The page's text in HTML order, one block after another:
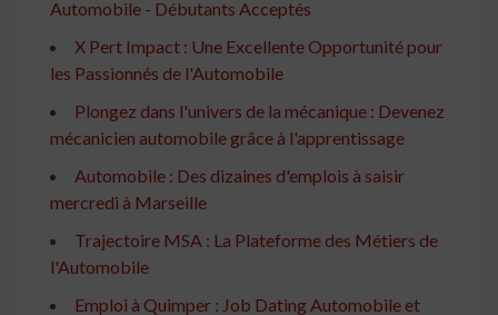
Automobile - Débutants Acceptés
X Pert Impact : Une Excellente Opportunité pour
les Passionnés de l'Automobile
Plongez dans l'univers de la mécanique : Devenez
mécanicien automobile grâce à l'apprentissage
Automobile : Des dizaines d'emplois à saisir
mercredi à Marseille
Trajectoire MSA : La Plateforme des Métiers de
l'Automobile
Emploi à Quimper : Job Dating Automobile et